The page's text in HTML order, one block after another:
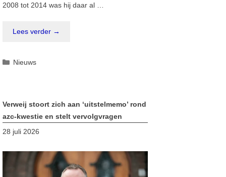
2008 tot 2014 was hij daar al …
Lees verder →
Categorieën
Nieuws
Verweij stoort zich aan ‘uitstelmemo’ rond
azc-kwestie en stelt vervolgvragen
28 juli 2026